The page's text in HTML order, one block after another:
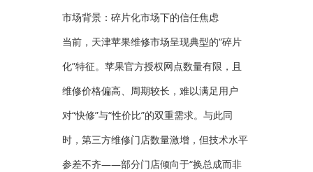
市场背景：碎片化市场下的信任焦虑
当前，天津苹果维修市场呈现典型的“碎片
化”特征。苹果官方授权网点数量有限，且
维修价格偏高、周期较长，难以满足用户
对“快修”与“性价比”的双重需求。与此同
时，第三方维修门店数量激增，但技术水平
参差不齐——部分门店倾向于“换总成而非